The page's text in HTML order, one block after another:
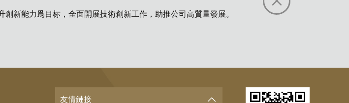
新能力爲目标，全面開展技術創新工作，助推公司高質量發展。
友情鏈接